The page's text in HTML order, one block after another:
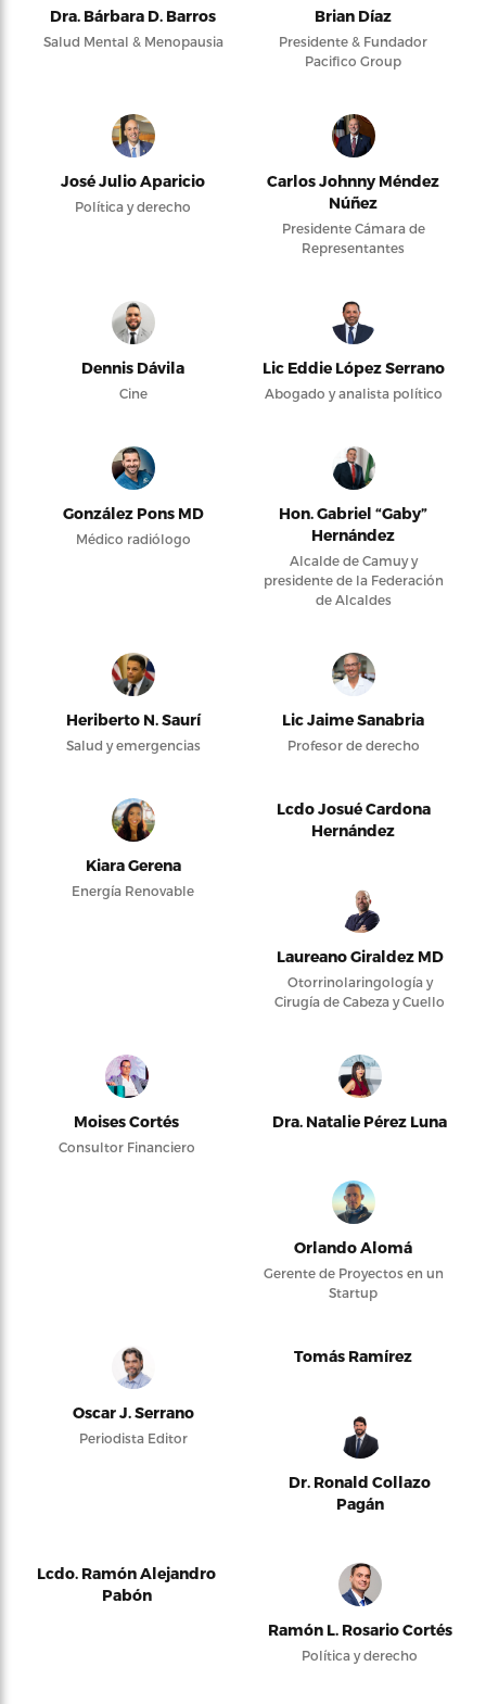
Dra. Bárbara D. Barros
Salud Mental & Menopausia
Brian Díaz
Presidente & Fundador
Pacifico Group
José Julio Aparicio
Política y derecho
Carlos Johnny Méndez
Núñez
Presidente Cámara de
Representantes
Dennis Dávila
Cine
Lic Eddie López Serrano
Abogado y analista político
González Pons MD
Médico radiólogo
Hon. Gabriel “Gaby”
Hernández
Alcalde de Camuy y
presidente de la Federación
de Alcaldes
Heriberto N. Saurí
Salud y emergencias
Lic Jaime Sanabria
Profesor de derecho
Kiara Gerena
Energía Renovable
Lcdo Josué Cardona
Hernández
Laureano Giraldez MD
Otorrinolaringología y
Cirugía de Cabeza y Cuello
Moises Cortés
Consultor Financiero
Dra. Natalie Pérez Luna
Orlando Alomá
Gerente de Proyectos en un
Startup
Oscar J. Serrano
Periodista Editor
Tomás Ramírez
Dr. Ronald Collazo
Pagán
Lcdo. Ramón Alejandro
Pabón
Ramón L. Rosario Cortés
Política y derecho